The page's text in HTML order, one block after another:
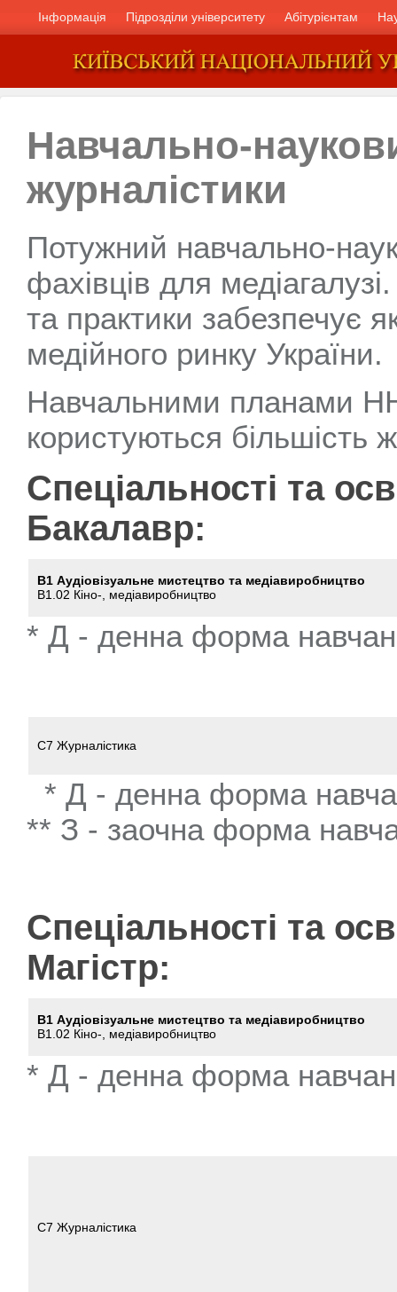
Інформація Підрозділи університету Абітурієнтам
Навчально-
журналістики
Потужний навчально-
фахівців для
та практики забезпечує
медійного ринку України.
Навчальними планами
користуються більшість
Спеціальності та
Бакалавр:
B1 Аудіовізуальне мистецтво та медіавиробництво
В1.02 Кіно-, медіавиробництво
* Д - денна форма
C7 Журналістика
* Д - денна форма
** З - заочна форма
Спеціальності та
Магістр:
В1 Аудіовізуальне мистецтво та медіавиробництво
B1.02 Кіно-, медіавиробництво
* Д - денна форма
C7 Журналістика